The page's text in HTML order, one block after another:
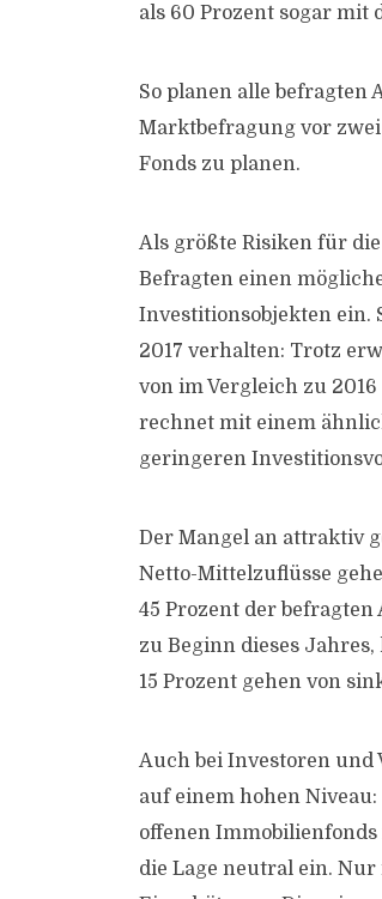
als 60 Prozent sogar mit
So planen alle befragten
Marktbefragung vor
Fonds zu planen.
Als größte Risiken für
Befragten einen
Investitionsobjekten ein.
2017 verhalten: Trotz
von im Vergleich zu
rechnet mit einem
geringeren
Der Mangel an attraktiv
Netto-Mittelzuflüsse
45 Prozent der
zu Beginn dieses
15 Prozent gehen von
Auch bei Investoren und
auf einem hohen
offenen
die Lage neutral ein.